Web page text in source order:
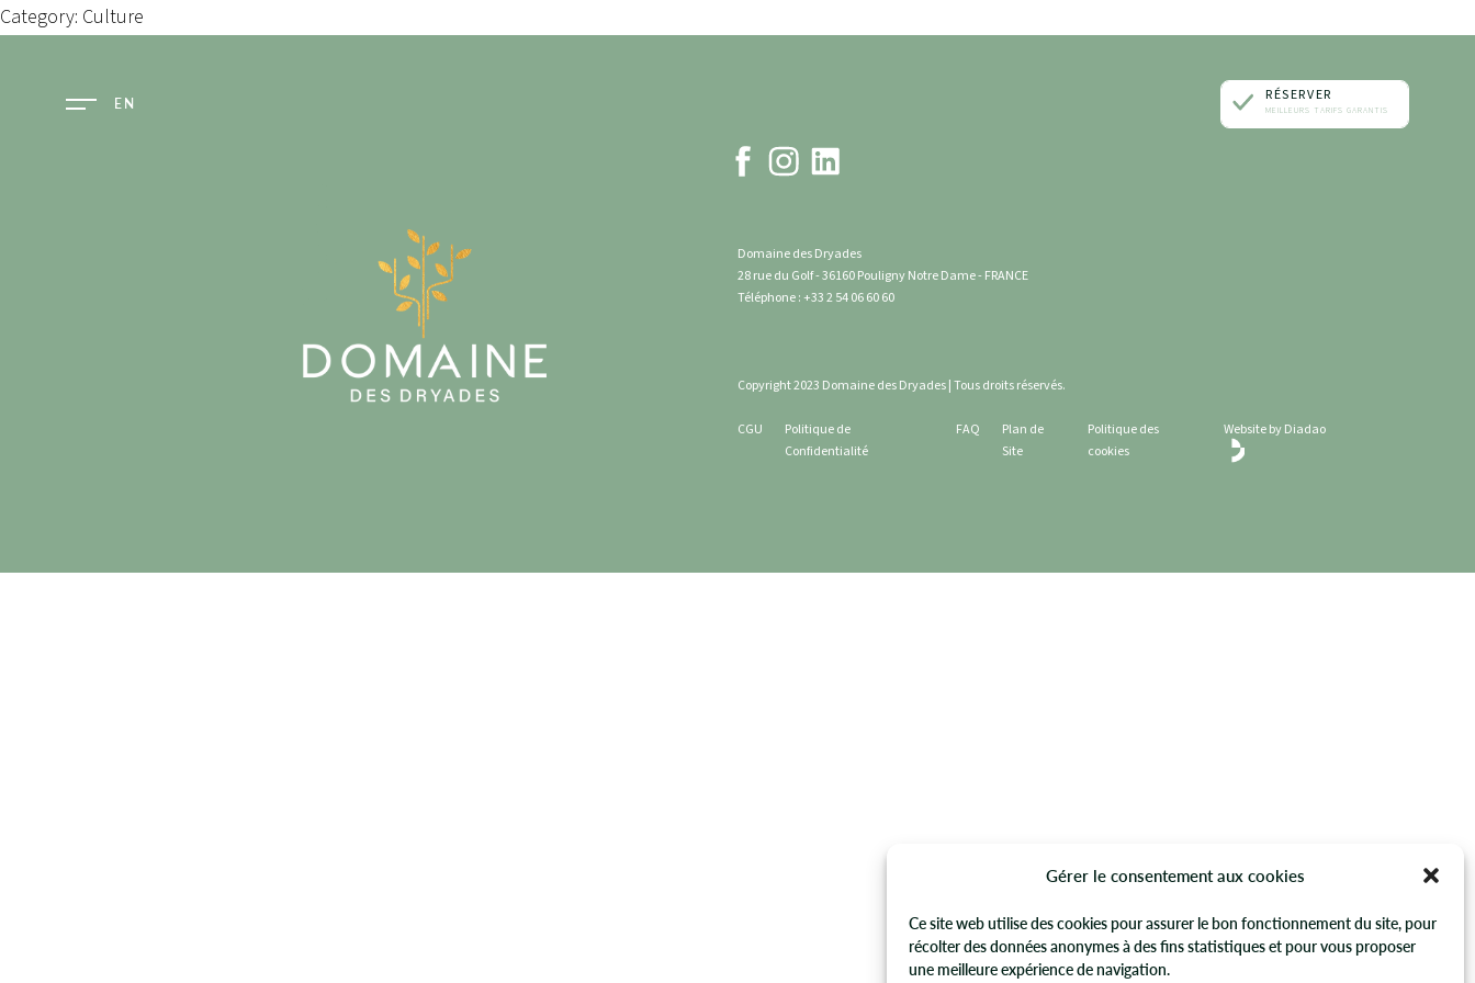
Gérer le consentement aux cookies
Ce site web utilise des cookies pour assurer le bon fonctionnement du site, pour
récolter des données anonymes à des fins statistiques et pour vous proposer
une meilleure expérience de navigation.
EN RÉSERVER
MEILLEURS TARIFS GARANTIS
Category: Culture
Domaine des Dryades
28 rue du Golf - 36160 Pouligny Notre Dame - FRANCE
Téléphone : +33 2 54 06 60 60
Copyright 2023 Domaine des Dryades | Tous droits réservés.
CGU
Politique de
Confidentialité
FAQ
Plan de
Site
Politique des
cookies
Website by Diadao